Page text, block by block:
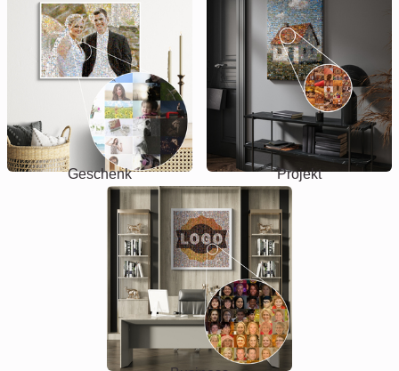
Geschenk Projekt